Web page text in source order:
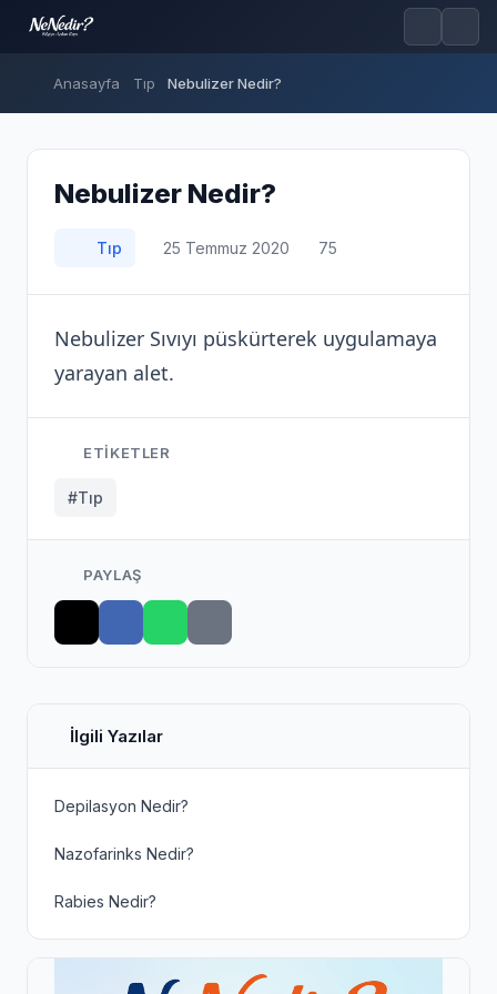
Anasayfa Tıp Nebulizer Nedir?
Nebulizer Nedir?
Tıp 25 Temmuz 2020 75
Nebulizer Sıvıyı püskürterek uygulamaya
yarayan alet.
ETIKETLER
#Tıp
PAYLAŞ
İlgili Yazılar
Depilasyon Nedir?
Nazofarinks Nedir?
Rabies Nedir?